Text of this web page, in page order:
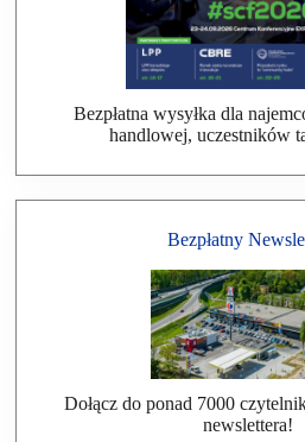
Bezpłatna wysyłka dla
handlowej, uczestników
Bezpłatny
Dołącz do ponad 7000
newslettera!